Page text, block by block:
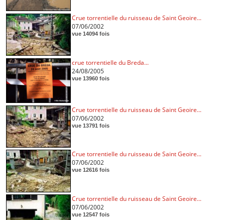
Crue torrentielle du ruisseau de Saint Geoire...
07/06/2002
vue 14094 fois
crue torrentielle du Breda...
24/08/2005
vue 13960 fois
Crue torrentielle du ruisseau de Saint Geoire...
07/06/2002
vue 13791 fois
Crue torrentielle du ruisseau de Saint Geoire...
07/06/2002
vue 12616 fois
Crue torrentielle du ruisseau de Saint Geoire...
07/06/2002
vue 12547 fois